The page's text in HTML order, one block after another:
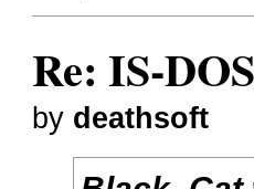
Re: IS-
by deathsoft